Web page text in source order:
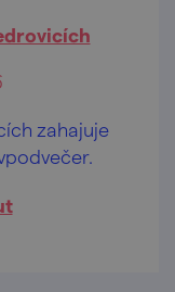
zahajuje